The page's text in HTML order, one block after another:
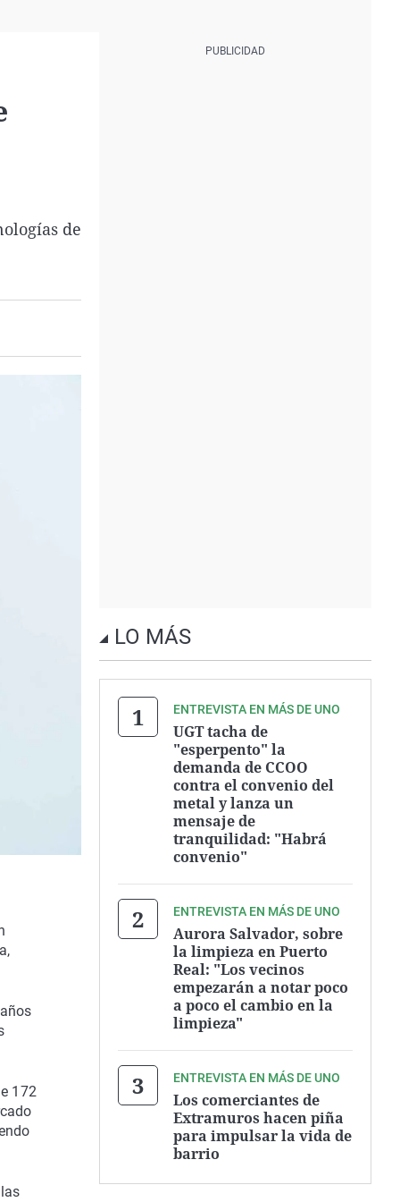
de
172
LO MÁS
ENTREVISTA EN MÁS DE UNO
UGT tacha de
"esperpento" la
demanda de CCOO
contra el convenio del
metal y lanza un
mensaje de
tranquilidad: "Habrá
convenio"
ENTREVISTA EN MÁS DE UNO
Aurora Salvador, sobre
la limpieza en Puerto
Real: "Los vecinos
empezarán a notar poco
a poco el cambio en la
limpieza"
ENTREVISTA EN MÁS DE UNO
Los comerciantes de
Extramuros hacen piña
para impulsar la vida de
barrio